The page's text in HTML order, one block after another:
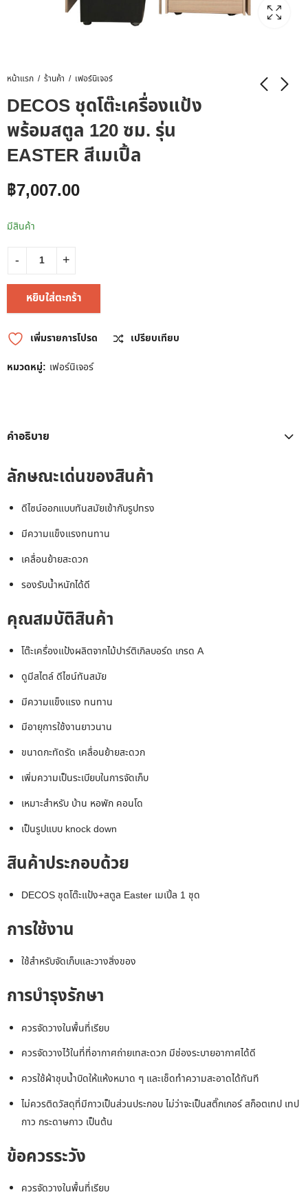
หน้าแรก ร้านค้า เฟอร์นิเจอร์
DECOS ชุดโต๊ะเครื่องแป้ง
พร้อมสตูล 120 ซม. รุ่น
EASTER สีเมเปิ้ล
฿7,007.00
มีสินค้า
หยิบใส่ตะกร้า
เพิ่มรายการโปรด
เปรียบเทียบ
หมวดหมู่: เฟอร์นิเจอร์
คำอธิบาย
ลักษณะเด่นของสินค้า
ดีไซน์ออกแบบทันสมัยเข้ากับรูปทรง
มีความแข็งแรงทนทาน
เคลื่อนย้ายสะดวก
รองรับน้ำหนักได้ดี
คุณสมบัติสินค้า
โต๊ะเครื่องแป้งผลิตจากไม้ปาร์ติเกิลบอร์ด เกรด A
ดูมีสไตล์ ดีไซน์ทันสมัย
มีความแข็งแรง ทนทาน
มีอายุการใช้งานยาวนาน
ขนาดกะทัดรัด เคลื่อนย้ายสะดวก
เพิ่มความเป็นระเบียบในการจัดเก็บ
เหมาะสำหรับ บ้าน หอพัก คอนโด
เป็นรูปแบบ knock down
สินค้าประกอบด้วย
DECOS ชุดโต๊ะแป้ง+สตูล Easter เมเปิ้ล 1 ชุด
การใช้งาน
ใช้สำหรับจัดเก็บและวางสิ่งของ
การบำรุงรักษา
ควรจัดวางในพื้นที่เรียบ
ควรจัดวางไว้ในที่ที่อากาศถ่ายเทสะดวก มีช่องระบายอากาศได้ดี
ควรใช้ผ้าชุบน้ำบิดให้แห้งหมาด ๆ และเช็ดทำความสะอาดได้ทันที
ไม่ควรติดวัสดุที่มีกาวเป็นส่วนประกอบ ไม่ว่าจะเป็นสติ๊กเกอร์ สก็อตเทป เทป
กาว กระดาษกาว เป็นต้น
ข้อควรระวัง
ควรจัดวางในพื้นที่เรียบ